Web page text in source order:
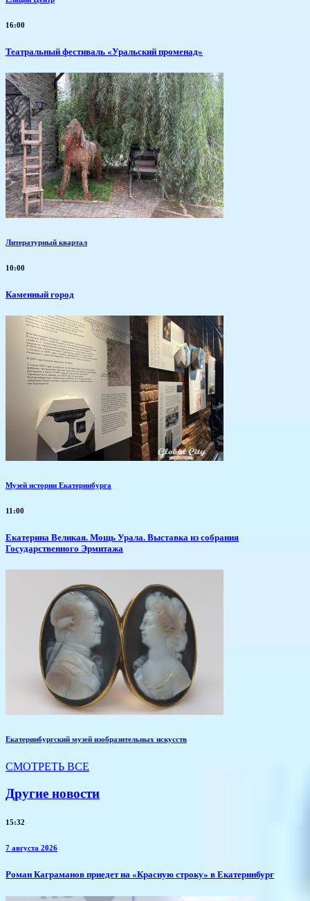
16:00
Театральный фестиваль «Уральский променад»
Литературный квартал
10:00
Каменный город
Музей истории Екатеринбурга
11:00
​Екатерина Великая. Мощь Урала. Выставка из собрания
Государственного Эрмитажа
Екатеринбургский музей изобразительных искусств
СМОТРЕТЬ ВСЕ
Другие новости
15:32
7 августа 2026
​Роман Каграманов приедет на «Красную строку» в Екатеринбург